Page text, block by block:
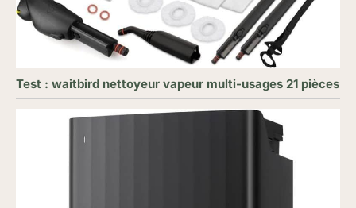
Test : waitbird nettoyeur vapeur multi-usages 21 pièces